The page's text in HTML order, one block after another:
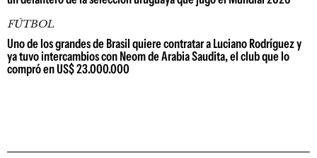
FÚTBOL
Uno de los grandes de Brasil quiere contratar a Luciano Rodríguez y
ya tuvo intercambios con Neom de Arabia Saudita, el club que lo
compró en US$ 23.000.000